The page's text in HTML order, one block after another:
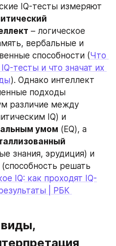
IQ-тесты измеряют
– логическое
вербальные и
способности (Что
тесты и что значат их
). Однако интеллект
подходы
умом (EQ), а
(способность решать
IQ: как проходят IQ-
| РБК